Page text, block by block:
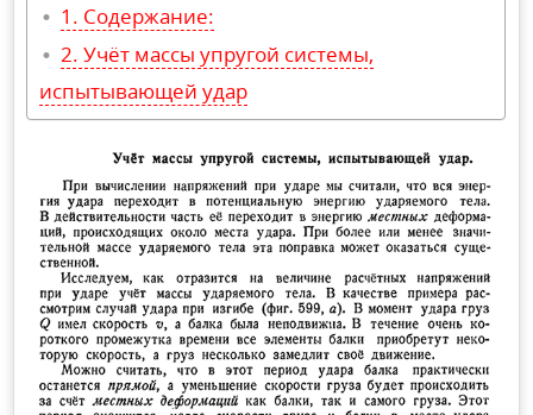
Содержание:
Учёт массы упругой системы,
испытывающей удар